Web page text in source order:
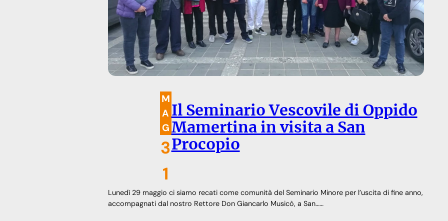
M
A
G
3
1
Il Seminario Vescovile di Oppido
Mamertina in visita a San
Procopio
Lunedì 29 maggio ci siamo recati come comunità del Seminario Minore per l’uscita di fine anno,
accompagnati dal nostro Rettore Don Giancarlo Musicò, a San……